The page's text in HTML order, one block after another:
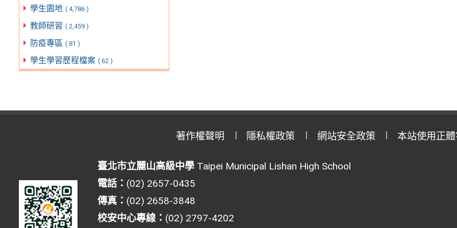
學生園地 ( 4,786 )
教師研習 ( 2,459 )
防疫專區 ( 81 )
學生學習歷程檔案 ( 62 )
著作權聲明 隱私權政策 網站安全政策 本站使用正
臺北市立麗山高級中學Taipei Municipal Lishan High School
電話： (02) 2657-0435
傳真： (02) 2658-3848
校安中心專線： (02) 2797-4202